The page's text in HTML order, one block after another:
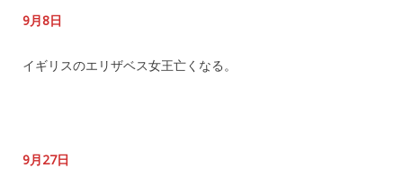
9月8日
イギリスのエリザベス女王亡くなる。
9月27日